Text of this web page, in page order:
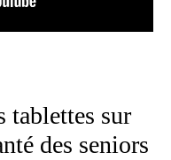
tablettes sur
des seniors